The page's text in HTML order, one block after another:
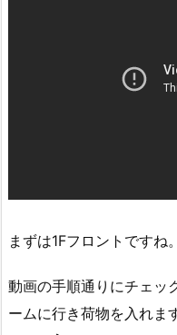
まずは1Fフロントですね。
動画の手順通りにチェッ
ームに行き荷物を入れま